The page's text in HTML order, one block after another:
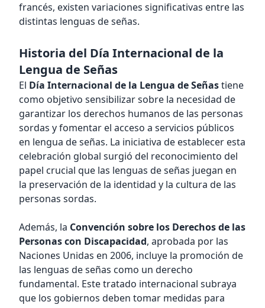
francés, existen variaciones significativas entre las
distintas lenguas de señas.
Historia del Día Internacional de la
Lengua de Señas
El Día Internacional de la Lengua de Señastiene
como objetivo sensibilizar sobre la necesidad de
garantizar los derechos humanos de las personas
sordas y fomentar el acceso a servicios públicos
en lengua de señas. La iniciativa de establecer esta
celebración global surgió del reconocimiento del
papel crucial que las lenguas de señas juegan en
la preservación de la identidad y la cultura de las
personas sordas.
Además, la Convención sobre los Derechos de las
Personas con Discapacidad, aprobada por las
Naciones Unidas en 2006, incluye la promoción de
las lenguas de señas como un derecho
fundamental. Este tratado internacional subraya
que los gobiernos deben tomar medidas para